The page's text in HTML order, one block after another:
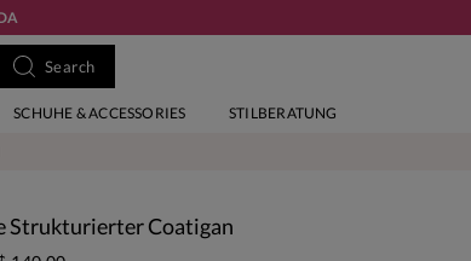
SCHUHE & ACCESSORIES STILBERATUNG
Strukturierter Coatigan